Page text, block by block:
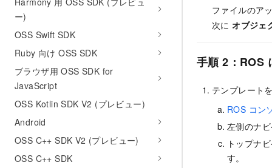
ー)
OSS Swift SDK
Ruby 向け OSS SDK
ブラウザ用 OSS SDK for
JavaScript
OSS Kotlin SDK V2 (プレビュー)
Android
OSS C++ SDK V2 (プレビュー)
OSS C++ SDK
ファイルのア
次にオブジェ
手順 2：ROS
テンプレート
ROS コン
左側のナ
トップナ
す。